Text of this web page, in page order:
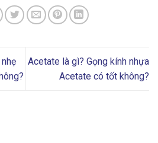
Acetate là gì? Gọng kính nhựa
Acetate có tốt không?